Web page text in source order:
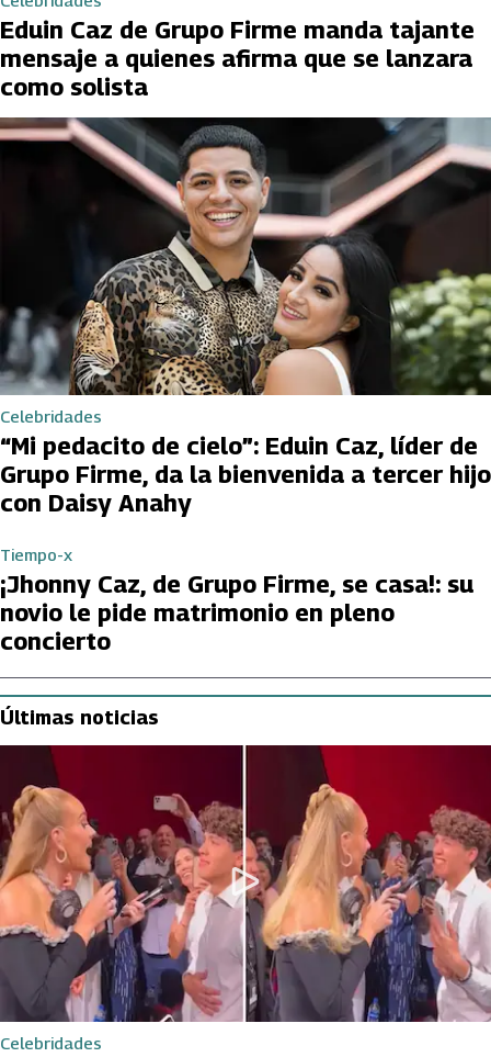
Eduin Caz de Grupo Firme manda tajante
mensaje a quienes afirma que se lanzara
como solista
Celebridades
“Mi pedacito de cielo”: Eduin Caz, líder de
Grupo Firme, da la bienvenida a tercer hijo
con Daisy Anahy
Tiempo-x
¡Jhonny Caz, de Grupo Firme, se casa!: su
novio le pide matrimonio en pleno
concierto
Últimas noticias
Celebridades